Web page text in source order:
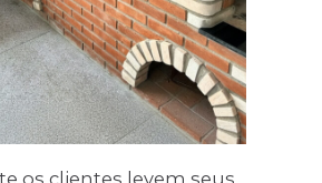
os clientes levem seus